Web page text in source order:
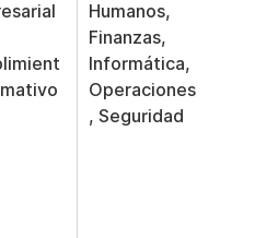
Humanos,
Finanzas,
Informática,
Operaciones
, Seguridad